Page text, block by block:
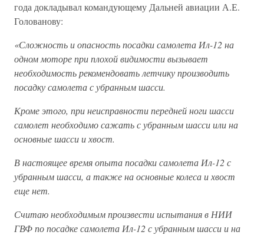
года докладывал командующему Дальней авиации А.Е.
Голованову:
«Сложность и опасность посадки самолета Ил-12 на
одном моторе при плохой видимости вызывает
необходимость рекомендовать летчику производить
посадку самолета с убранным шасси.
Кроме этого, при неисправности передней ноги шасси
самолет необходимо сажать с убранным шасси или на
основные шасси и хвост.
В настоящее время опыта посадки самолета Ил-12 с
убранным шасси, а также на основные колеса и хвост
еще нет.
Считаю необходимым произвести испытания в НИИ
ГВФ по посадке самолета Ил-12 с убранным шасси и на